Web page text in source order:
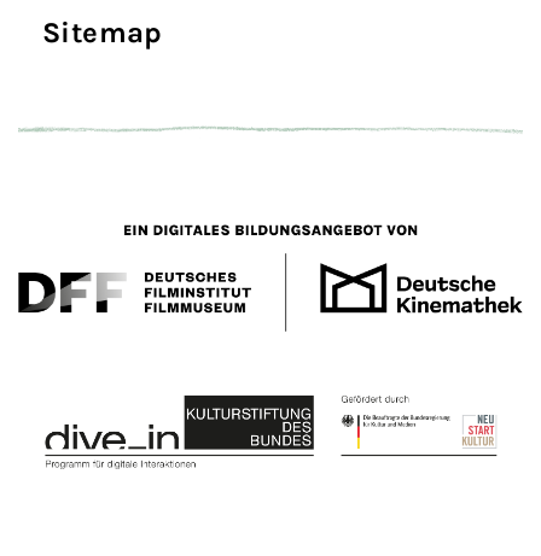
Sitemap